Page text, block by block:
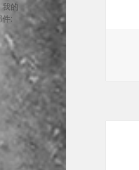
我的
件: